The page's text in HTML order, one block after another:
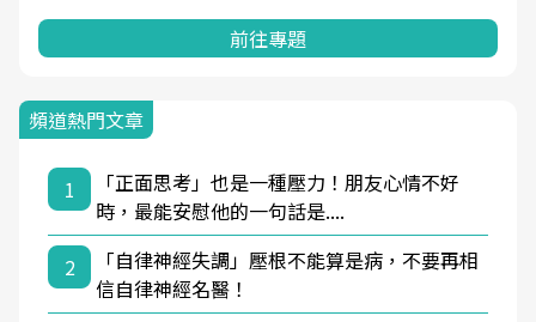
前往專題
頻道熱門文章
1
「正面思考」也是一種壓力！朋友心情不好
時，最能安慰他的一句話是....
2
「自律神經失調」壓根不能算是病，不要再相
信自律神經名醫！